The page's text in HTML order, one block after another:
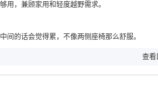
用，兼顾家用和轻度越野需求。
间的话会觉得累，不像两侧座椅那么舒服。
查看